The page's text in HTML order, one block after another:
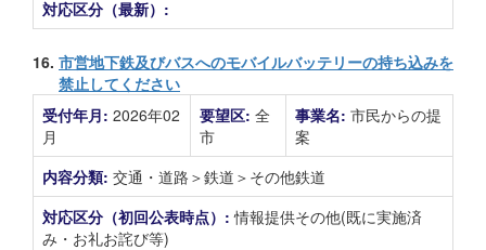
対応区分（最新）:
16. 市営地下鉄及びバスへのモバイルバッテリーの持ち込みを
禁止してください
受付年月: 2026年02
月
要望区: 全
市
事業名: 市民からの提
案
内容分類: 交通・道路＞鉄道＞その他鉄道
対応区分（初回公表時点）:情報提供その他(既に実施済
み・お礼お詫び等)